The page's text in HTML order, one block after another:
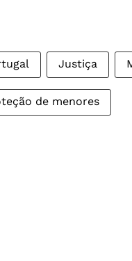
Justiça
de menores